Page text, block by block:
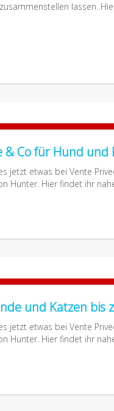
lassen.
Co für Hund und
jetzt etwas bei Vente
Hunter. Hier findet ihr
und Katzen bis
jetzt etwas bei Vente
Hunter. Hier findet ihr